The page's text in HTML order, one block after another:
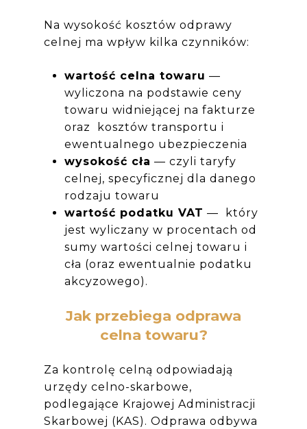
Na wysokość kosztów odprawy
celnej ma wpływ kilka czynników:
wartość celna towaru —
wyliczona na podstawie ceny
towaru widniejącej na fakturze
oraz kosztów transportu i
ewentualnego ubezpieczenia
wysokość cła — czyli taryfy
celnej, specyficznej dla danego
rodzaju towaru
wartość podatku VAT — który
jest wyliczany w procentach od
sumy wartości celnej towaru i
cła (oraz ewentualnie podatku
akcyzowego).
Jak przebiega odprawa
celna towaru?
Za kontrolę celną odpowiadają
urzędy celno-skarbowe,
podlegające Krajowej Administracji
Skarbowej (KAS). Odprawa odbywa